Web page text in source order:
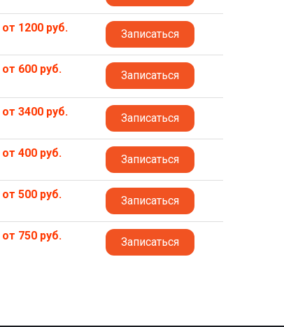
от 1200 руб. Записаться
от 600 руб. Записаться
от 3400 руб. Записаться
от 400 руб. Записаться
от 500 руб. Записаться
от 750 руб. Записаться